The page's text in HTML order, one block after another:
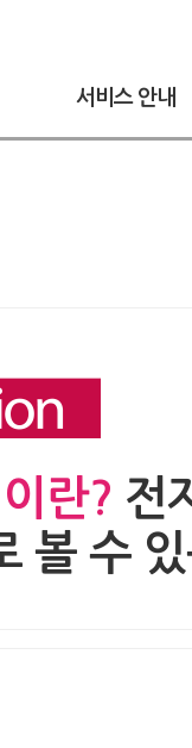
서비스 안내
란? 전
볼 수